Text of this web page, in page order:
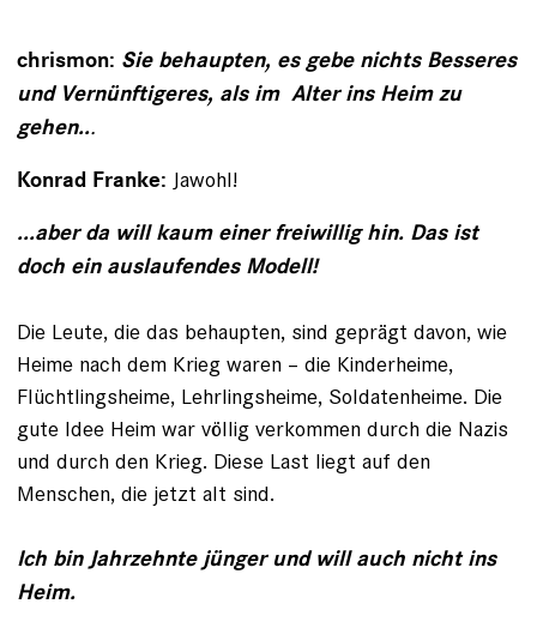
chrismon: Sie behaupten, es gebe nichts Besseres
und Vernünftigeres, als im Alter ins Heim zu
gehen...
Konrad Franke: Jawohl!
...aber da will kaum einer freiwillig hin. Das ist
doch ein auslaufendes Modell!
Die Leute, die das behaupten, sind geprägt davon, wie
Heime nach dem Krieg waren – die Kinderheime,
Flüchtlingsheime, Lehrlingsheime, Soldatenheime. Die
gute Idee Heim war völlig verkommen durch die Nazis
und durch den Krieg. Diese Last liegt auf den
Menschen, die jetzt alt sind.
Ich bin Jahrzehnte jünger und will auch nicht ins
Heim.